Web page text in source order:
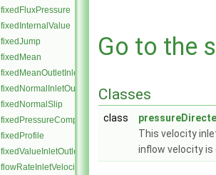
fixedFluxPressure
fixedInternalValue
fixedJump
fixedMean
fixedMeanOutletInlet
fixedNormalInletOutletVelocity
fixedNormalSlip
fixedPressureCompressibleDensity
fixedProfile
fixedValueInletOutlet
flowRateInletVelocity
Go to the
Classes
class
This velocity
inflow velocity